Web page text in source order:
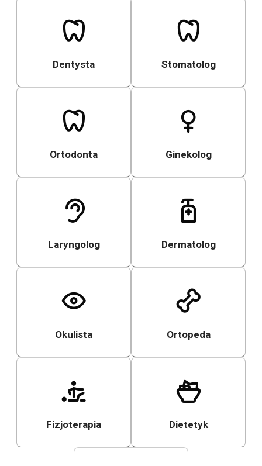
Dentysta Stomatolog
Ortodonta Ginekolog
Laryngolog Dermatolog
Okulista Ortopeda
Fizjoterapia Dietetyk